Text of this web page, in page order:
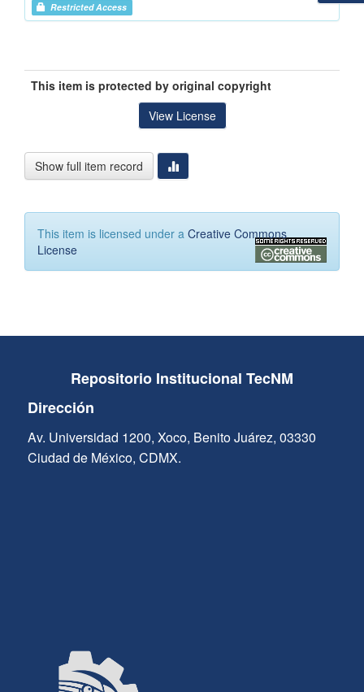
Restricted Access
This item is protected by original copyright
View License
Show full item record
This item is licensed under a Creative Commons
License
Repositorio Institucional TecNM
Dirección
Av. Universidad 1200, Xoco, Benito Juárez, 03330
Ciudad de México, CDMX.